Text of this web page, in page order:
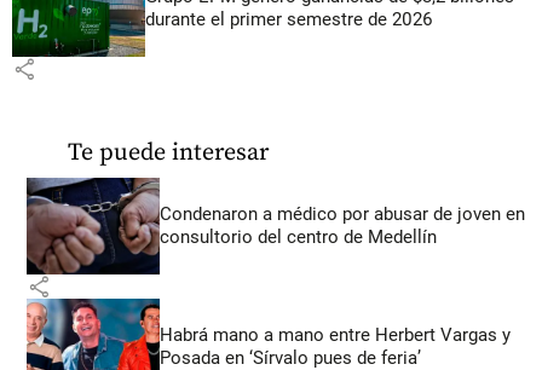
durante el primer semestre de 2026
share
Te puede interesar
Condenaron a médico por abusar de joven en
consultorio del centro de Medellín
share
Habrá mano a mano entre Herbert Vargas y
Posada en ‘Sírvalo pues de feria’